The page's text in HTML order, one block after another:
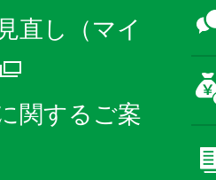
直し（マイ
別ウィンドウで
関するご案